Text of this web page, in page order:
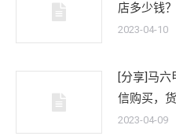
店多少钱
2023-04-10
[分享]马六
信购买，
2023-04-09